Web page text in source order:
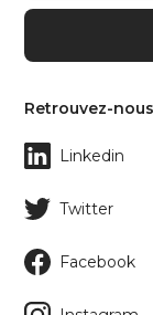
Retrouvez-
Linkedin
Twitter
Facebook